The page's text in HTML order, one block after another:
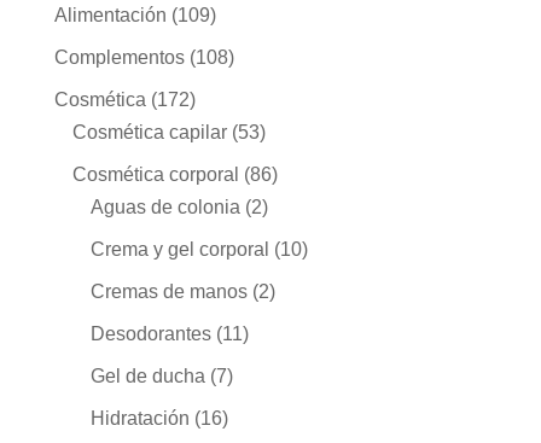
Alimentación (109)
Complementos (108)
Cosmética (172)
Cosmética capilar (53)
Cosmética corporal (86)
Aguas de colonia (2)
Crema y gel corporal (10)
Cremas de manos (2)
Desodorantes (11)
Gel de ducha (7)
Hidratación (16)